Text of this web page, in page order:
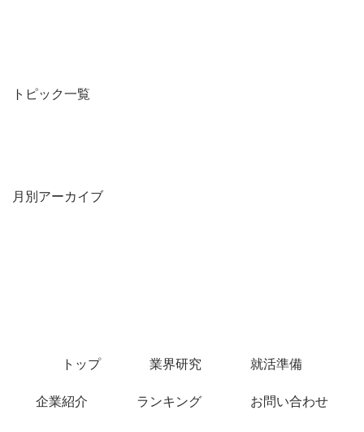
トピック一覧
月別アーカイブ
トップ 業界研究 就活準備
企業紹介 ランキング お問い合わせ